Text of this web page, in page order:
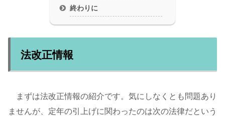
終わりに
法改正情報
まずは法改正情報の紹介です。気にしなくとも問題あり
ませんが、定年の引上げに関わったのは次の法律だという